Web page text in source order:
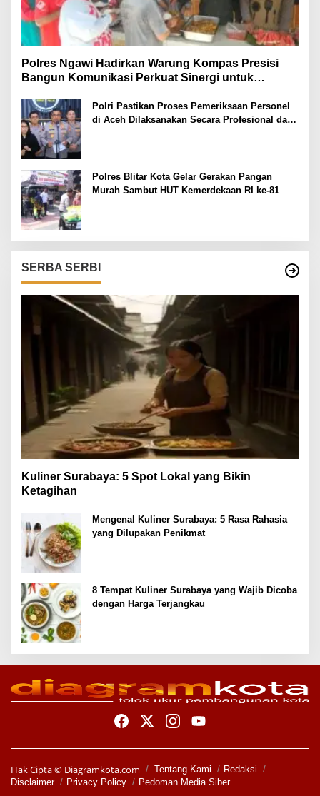
Polres Ngawi Hadirkan Warung Kompas Presisi
Bangun Komunikasi Perkuat Sinergi untuk
Polri Pastikan Proses Pemeriksaan Personel
di Aceh Dilaksanakan Secara Profesional dan
Polres Blitar Kota Gelar Gerakan Pangan
Murah Sambut HUT Kemerdekaan RI ke-81
SERBA SERBI
Kuliner Surabaya: 5 Spot Lokal yang Bikin
Ketagihan
Mengenal Kuliner Surabaya: 5 Rasa Rahasia
yang Dilupakan Penikmat
8 Tempat Kuliner Surabaya yang Wajib Dicoba
dengan Harga Terjangkau
Hak Cipta © Diagramkota.com Tentang Kami
Redaksi
Disclaimer
Privacy Policy Pedoman Media Siber